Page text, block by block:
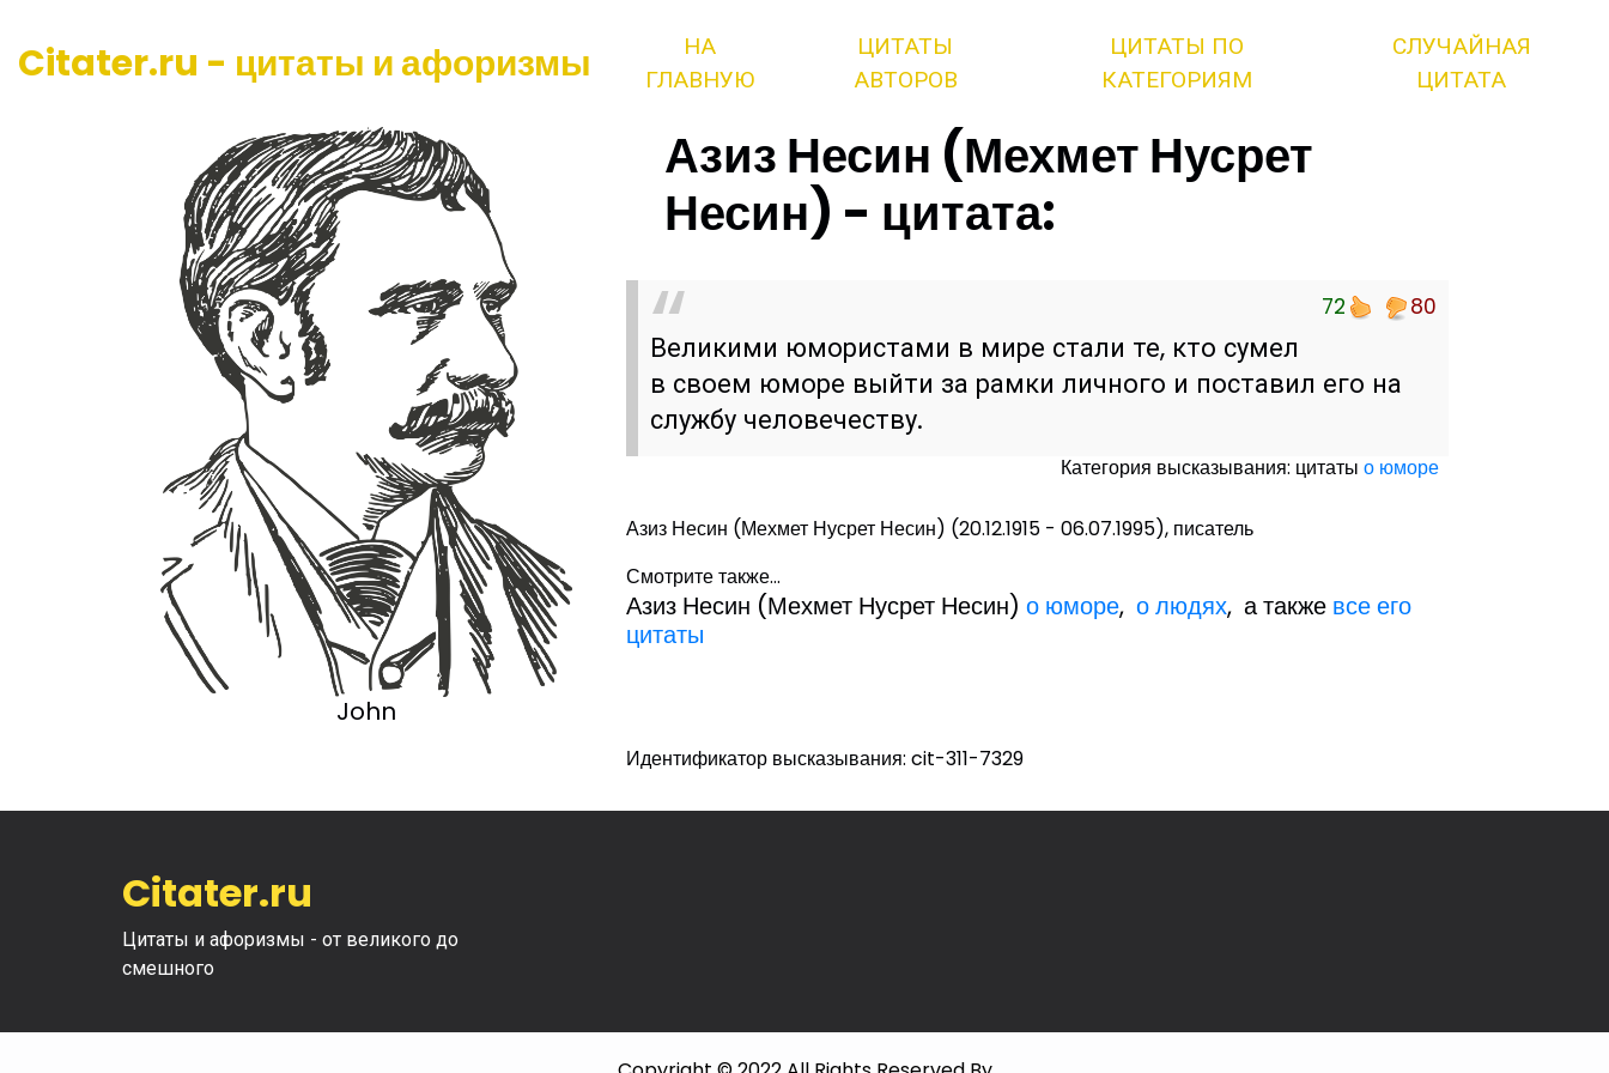
Citater.ru - цитаты и афоризмы
НА
ГЛАВНУЮ
ЦИТАТЫ
АВТОРОВ
ЦИТАТЫ ПО
КАТЕГОРИЯМ
СЛУЧАЙНАЯ
ЦИТАТА
John
Азиз Несин (Мехмет Нусрет
Несин) - цитата:
72 80
Великими юмористами в мире стали те, кто сумел
в своем юморе выйти за рамки личного и поставил его на
службу человечеству.
Категория высказывания: цитаты о юморе
Азиз Несин (Мехмет Нусрет Несин) (20.12.1915 - 06.07.1995), писатель
Смотрите также...
Азиз Несин (Мехмет Нусрет Несин)о юморе,о людях, а также все его
цитаты
Идентификатор высказывания: cit-311-7329
Citater.ru
Цитаты и афоризмы - от великого до
смешного